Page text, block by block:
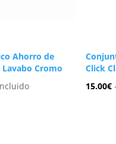
Ahorro de
Lavabo Cromo
Click
15.00€